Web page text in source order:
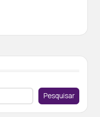
Pesquisar